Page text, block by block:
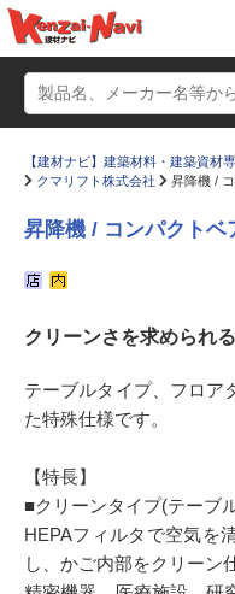
かたなび
すまいリング
Q＆A
お気に入り
【建材ナビ】建築材料・建築資材
クマリフト株式会社
昇降機 /
昇降機 / コンパクトベ
クリーンさを求められ
テーブルタイプ、フロア
た特殊仕様です。
【特長】
■クリーンタイプ(テーブ
HEPAフィルタで空気を
し、かご内部をクリーン